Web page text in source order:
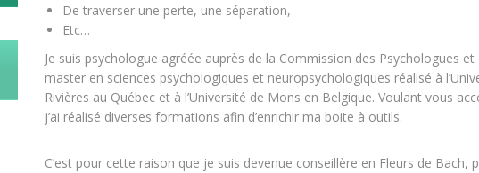
De traverser une perte, une séparation,
Etc…
Je suis psychologue agréée auprès de la Commission des Psychologues et
master en sciences psychologiques et neuropsychologiques réalisé à
Rivières au Québec et à l’Université de Mons en Belgique. Voulant vous
j’ai réalisé diverses formations afin d’enrichir ma boite à outils.
C’est pour cette raison que je suis devenue conseillère en Fleurs de Bach,